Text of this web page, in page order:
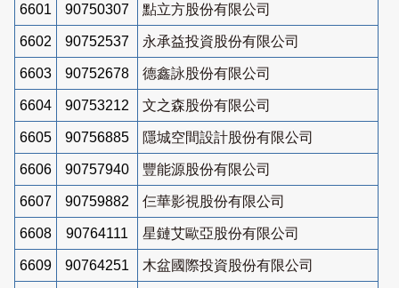
6601 90750307 點立方股份有限公司
6602 90752537 永承益投資股份有限公司
6603 90752678 德鑫詠股份有限公司
6604 90753212 文之森股份有限公司
6605 90756885 隱城空間設計股份有限公司
6606 90757940 豐能源股份有限公司
6607 90759882 仨華影視股份有限公司
6608 90764111 星鏈艾歐亞股份有限公司
6609 90764251 木盆國際投資股份有限公司